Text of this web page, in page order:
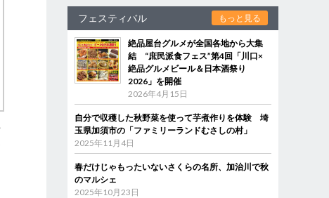
フェスティバル もっと見る
絶品屋台グルメが全国各地から大集
結 “庶民派食フェス”第4回「川口×
絶品グルメビール＆日本酒祭り
2026」を開催
2026年4月15日
自分で収穫した秋野菜を使って芋煮作りを体験 埼
玉県加須市の「ファミリーランドむさしの村」
2025年11月4日
春だけじゃもったいないさくらの名所、加治川で秋
のマルシェ
2025年10月23日